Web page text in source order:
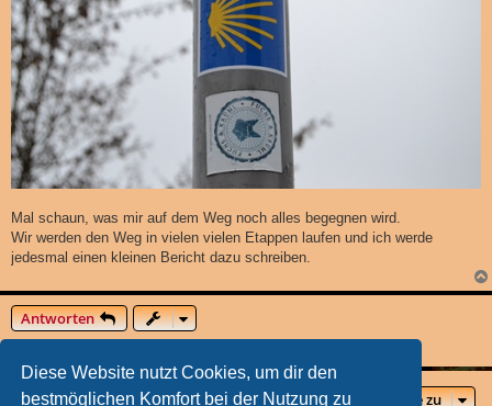
Diese Website nutzt Cookies, um dir den
bestmöglichen Komfort bei der Nutzung zu
Mal schaun, was mir auf dem Weg noch alles begegnen wird.
Wir werden den Weg in vielen vielen Etappen laufen und ich werde
jedesmal einen kleinen Bericht dazu schreiben.
Antworten
Gehe zu